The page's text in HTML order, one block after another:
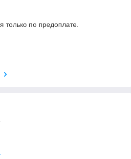
только по предоплате.